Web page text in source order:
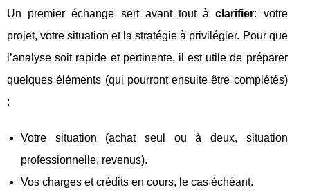
Un premier échange sert avant tout àclarifier: votre
projet, votre situation et la stratégie à privilégier. Pour que
l’analyse soit rapide et pertinente, il est utile de préparer
quelques éléments (qui pourront ensuite être complétés)
:
Votre situation (achat seul ou à deux, situation
professionnelle, revenus).
Vos charges et crédits en cours, le cas échéant.